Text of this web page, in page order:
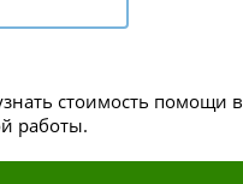
стоимость помощи
работы.